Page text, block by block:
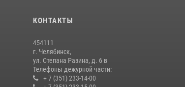
КОНТАКТЫ
454111
г. Челябинск,
ул. Степана Разина, д. 6 в
Телефоны дежурной части:
+ 7 (351) 233-14-00